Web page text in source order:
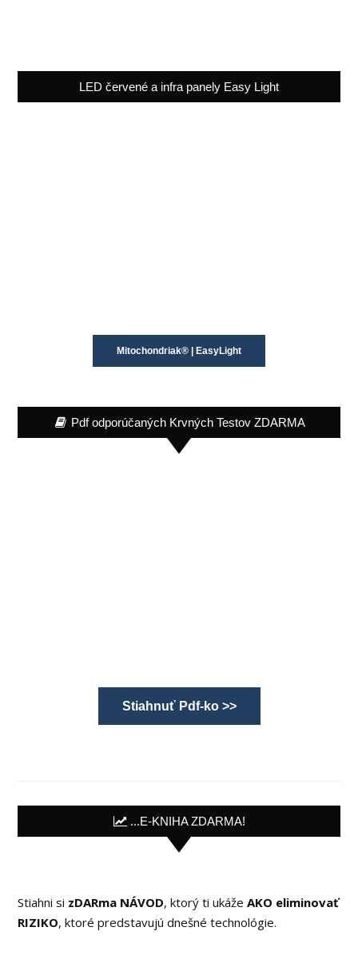
LED červené a infra panely Easy Light
Mitochondriak® | EasyLight
Pdf odporúčaných Krvných Testov ZDARMA
Stiahnuť Pdf-ko >>
...E-KNIHA ZDARMA!
Stiahni si zDARma NÁVOD, ktorý ti ukážeAKO eliminovať
RIZIKO, ktoré predstavujú dnešné technológie.